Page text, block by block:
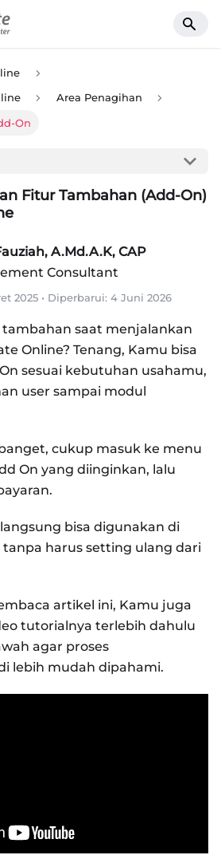
Area Penagihan
On
Fitur Tambahan (Add-On)
A.Md.A.K, CAP
Consultant
2025 • Diperbarui: 4 Juni 2026
saat menjalankan
Online? Tenang, Kamu bisa
sesuai kebutuhan usahamu,
user sampai modul
cukup masuk ke menu
On yang diinginkan, lalu
bisa digunakan di
tanpa harus setting ulang dari
artikel ini, Kamu juga
tutorialnya terlebih dahulu
agar proses
lebih mudah dipahami.